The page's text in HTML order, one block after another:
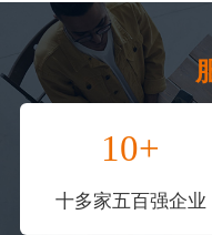
10+
十多家五百强企业